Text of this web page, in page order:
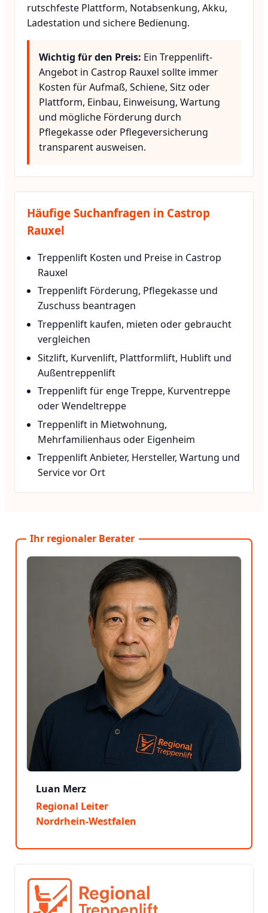
rutschfeste Plattform, Notabsenkung, Akku,
Ladestation und sichere Bedienung.
Wichtig für den Preis: Ein Treppenlift-
Angebot in Castrop Rauxel sollte immer
Kosten für Aufmaß, Schiene, Sitz oder
Plattform, Einbau, Einweisung, Wartung
und mögliche Förderung durch
Pflegekasse oder Pflegeversicherung
transparent ausweisen.
Häufige Suchanfragen in Castrop
Rauxel
Treppenlift Kosten und Preise in Castrop
Rauxel
Treppenlift Förderung, Pflegekasse und
Zuschuss beantragen
Treppenlift kaufen, mieten oder gebraucht
vergleichen
Sitzlift, Kurvenlift, Plattformlift, Hublift und
Außentreppenlift
Treppenlift für enge Treppe, Kurventreppe
oder Wendeltreppe
Treppenlift in Mietwohnung,
Mehrfamilienhaus oder Eigenheim
Treppenlift Anbieter, Hersteller, Wartung und
Service vor Ort
Ihr regionaler Berater
Luan Merz
Regional Leiter
Nordrhein-Westfalen